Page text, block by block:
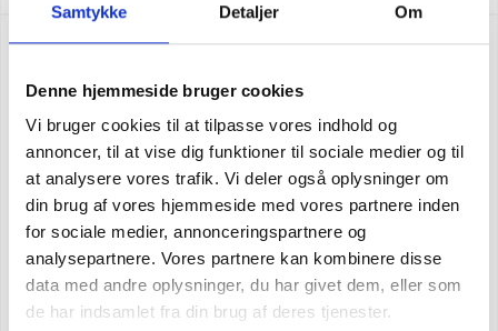
Samtykke Detaljer Om
Denne hjemmeside bruger cookies
Vi bruger cookies til at tilpasse vores indhold og
annoncer, til at vise dig funktioner til sociale medier og til
at analysere vores trafik. Vi deler også oplysninger om
din brug af vores hjemmeside med vores partnere inden
for sociale medier, annonceringspartnere og
analysepartnere. Vores partnere kan kombinere disse
data med andre oplysninger, du har givet dem, eller som
de har indsamlet fra din brug af deres tjenester.
NY FÄRG